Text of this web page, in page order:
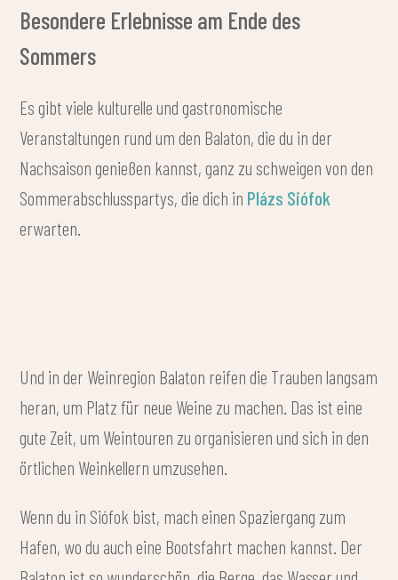
Besondere Erlebnisse am Ende des
Sommers
Es gibt viele kulturelle und gastronomische
Veranstaltungen rund um den Balaton, die du in der
Nachsaison genießen kannst, ganz zu schweigen von den
Sommerabschlusspartys, die dich in Plázs Siófok
erwarten.
Und in der Weinregion Balaton reifen die Trauben langsam
heran, um Platz für neue Weine zu machen. Das ist eine
gute Zeit, um Weintouren zu organisieren und sich in den
örtlichen Weinkellern umzusehen.
Wenn du in Siófok bist, mach einen Spaziergang zum
Hafen, wo du auch eine Bootsfahrt machen kannst. Der